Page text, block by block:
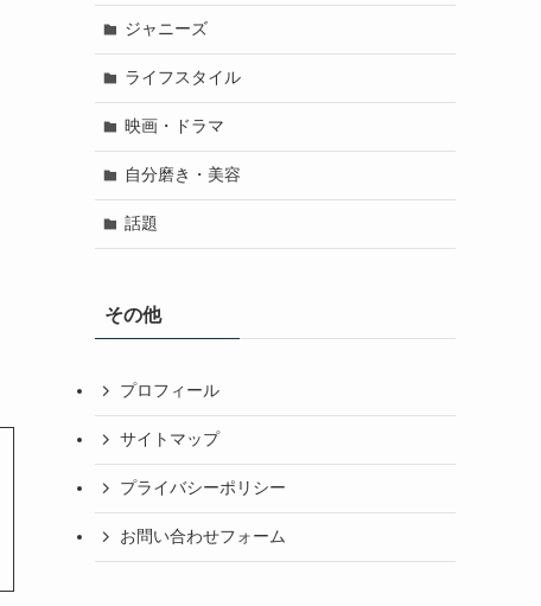
ジャニーズ
ライフスタイル
映画・ドラマ
自分磨き・美容
話題
その他
プロフィール
サイトマップ
プライバシーポリシー
お問い合わせフォーム